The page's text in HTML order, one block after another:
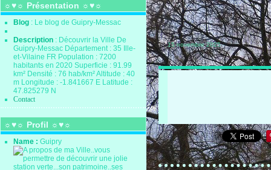
☼♥☼ Présentation ☼♥☼
Blog : Le blog de Guipry-Messac
Description : Découvrir la Ville De
Guipry-Messac Département : 35 Ille-
et-Vilaine FR Population : 7200
habitants en 2020 Superficie : 91.99
km² Densité : 76 hab/km² Altitude : 40
m Longitude : -1.841667 E Latitude :
47.825279 N
Contact
☼♥☼ Profil ☼♥☼
Name :Guipry
15 novembre 2025